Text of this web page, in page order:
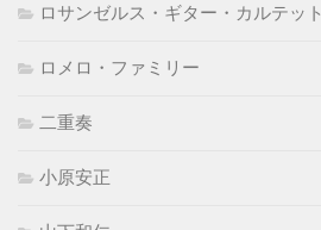
ロサンゼルス・ギター・カルテット
ロメロ・ファミリー
二重奏
小原安正